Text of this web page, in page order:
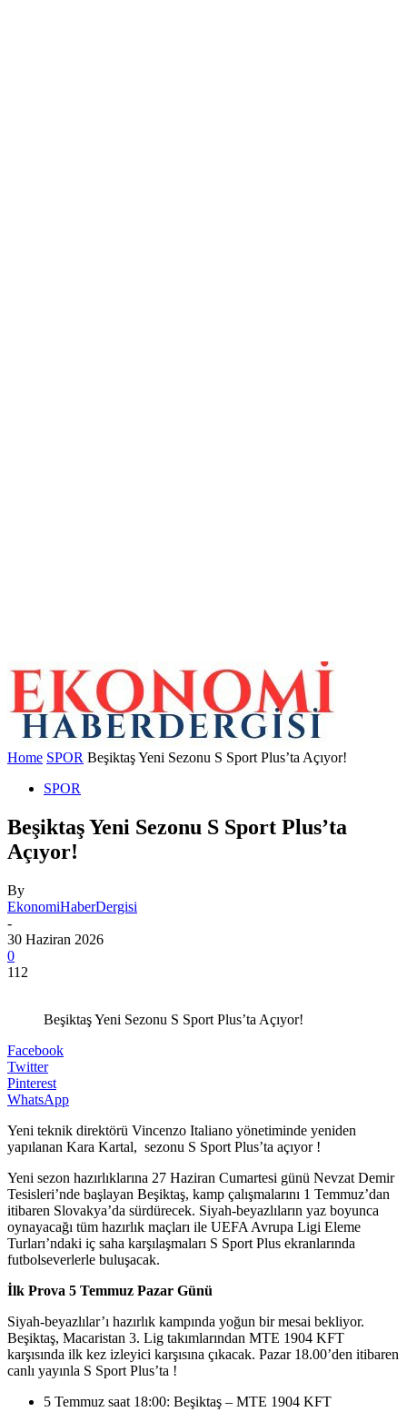
Home SPOR Beşiktaş Yeni Sezonu S Sport Plus’ta Açıyor!
SPOR
Beşiktaş Yeni Sezonu S Sport Plus’ta
Açıyor!
By
EkonomiHaberDergisi
-
30 Haziran 2026
0
112
Beşiktaş Yeni Sezonu S Sport Plus’ta Açıyor!
Facebook
Twitter
Pinterest
WhatsApp
Yeni teknik direktörü Vincenzo Italiano yönetiminde yeniden
yapılanan Kara Kartal, sezonu S Sport Plus’ta açıyor !
Yeni sezon hazırlıklarına 27 Haziran Cumartesi günü Nevzat Demir
Tesisleri’nde başlayan Beşiktaş, kamp çalışmalarını 1 Temmuz’dan
itibaren Slovakya’da sürdürecek. Siyah-beyazlıların yaz boyunca
oynayacağı tüm hazırlık maçları ile UEFA Avrupa Ligi Eleme
Turları’ndaki iç saha karşılaşmaları S Sport Plus ekranlarında
futbolseverlerle buluşacak.
İlk Prova 5 Temmuz Pazar Günü
Siyah-beyazlılar’ı hazırlık kampında yoğun bir mesai bekliyor.
Beşiktaş, Macaristan 3. Lig takımlarından MTE 1904 KFT
karşısında ilk kez izleyici karşısına çıkacak. Pazar 18.00’den itibaren
canlı yayınla S Sport Plus’ta !
5 Temmuz saat 18:00: Beşiktaş – MTE 1904 KFT